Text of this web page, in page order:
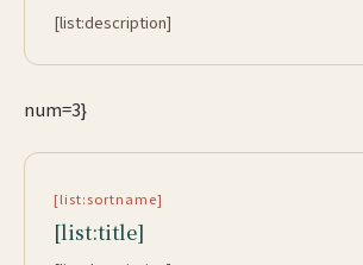
[list:description]
num=3}
[list:sortname]
[list:title]